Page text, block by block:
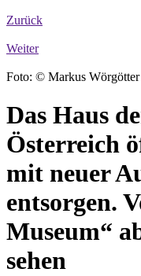
Zurück
Weiter
Foto: © Markus Wörgötter
Das Haus
Österreich
mit neuer
entsorgen.
Museum“
sehen